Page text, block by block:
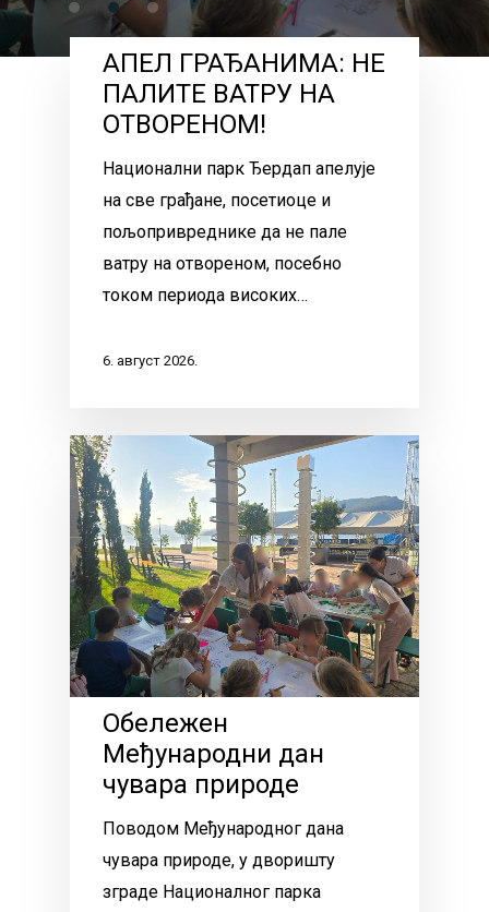
АПЕЛ ГРАЂАНИМА: НЕ
ПАЛИТЕ ВАТРУ НА
ОТВОРЕНОМ!
Национални парк Ђердап апелује
на све грађане, посетиоце и
пољопривреднике да не пале
ватру на отвореном, посебно
током периода високих…
6. август 2026.
Обележен
Међународни дан
чувара природе
Поводом Међународног дана
чувара природе, у дворишту
зграде Националног парка